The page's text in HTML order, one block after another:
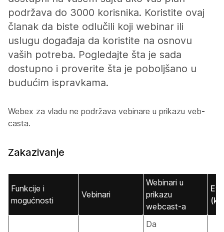
podržava do 3000 korisnika. Koristite ovaj
članak da biste odlučili koji webinar ili
uslugu događaja da koristite na osnovu
vaših potreba. Pogledajte šta je sada
dostupno i proverite šta je poboljšano u
budućim ispravkama.
Webex za vladu ne podržava vebinare u prikazu veb-
casta.
Zakazivanje
Funkcije i
mogućnosti
Vebinari
Webinari u
prikazu
webcast-a
Da